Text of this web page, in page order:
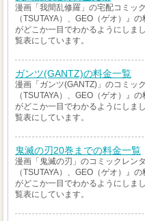
漫画「我間乱修羅」の宅配コミッ
（TSUTAYA）、GEO（ゲオ）』
がどこか一目でわかるようにしま
覧表にしています。
ガンツ(GANTZ)の料金一覧
漫画「ガンツ(GANTZ)」のコミッ
（TSUTAYA）、GEO（ゲオ）』
がどこか一目でわかるようにしま
覧表にしています。
鬼滅の刃20巻までの料金一覧
漫画「鬼滅の刃」のコミックレン
（TSUTAYA）、GEO（ゲオ）』
がどこか一目でわかるようにしま
覧表にしています。